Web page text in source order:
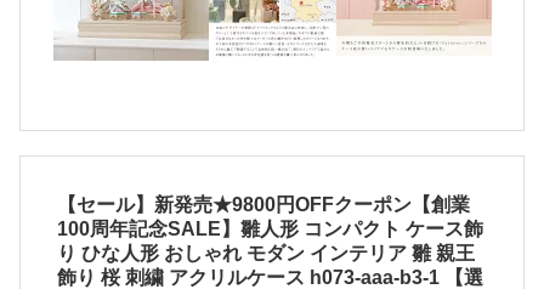
【セール】新発売★9800円OFFクーポン【創業
100周年記念SALE】雛人形 コンパクト ケース飾
り ひな人形 おしゃれ モダン インテリア 雛 親王
飾り 桜 刺繍 アクリルケース h073-aaa-b3-1 【選